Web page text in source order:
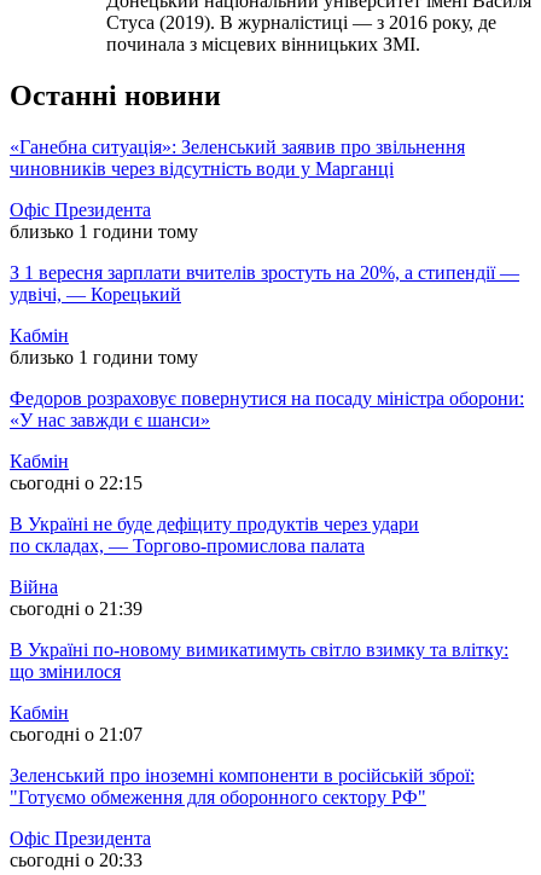
Стуса (2019). В журналістиці — з 2016 року, де
починала з місцевих вінницьких ЗМІ.
Останні новини
«Ганебна ситуація»: Зеленський заявив про звільнення
чиновників через відсутність води у Марганці
Офіс Президента
близько 1 години тому
З 1 вересня зарплати вчителів зростуть на 20%, а стипендії —
удвічі, — Корецький
Кабмін
близько 1 години тому
Федоров розраховує повернутися на посаду міністра оборони:
«У нас завжди є шанси»
Кабмін
сьогодні о 22:15
В Україні не буде дефіциту продуктів через удари
по складах, — Торгово-промислова палата
Війна
сьогодні о 21:39
В Україні по-новому вимикатимуть світло взимку та влітку:
що змінилося
Кабмін
сьогодні о 21:07
Зеленський про іноземні компоненти в російській зброї:
"Готуємо обмеження для оборонного сектору РФ"
Офіс Президента
сьогодні о 20:33